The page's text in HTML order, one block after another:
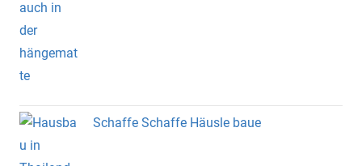
Schaffe Schaffe Häusle baue